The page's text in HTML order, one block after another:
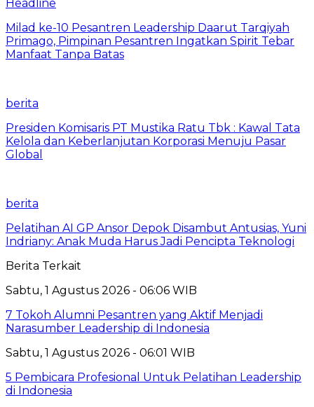
Headline
Milad ke-10 Pesantren Leadership Daarut Tarqiyah
Primago, Pimpinan Pesantren Ingatkan Spirit Tebar
Manfaat Tanpa Batas
berita
Presiden Komisaris PT Mustika Ratu Tbk : Kawal Tata
Kelola dan Keberlanjutan Korporasi Menuju Pasar
Global
berita
Pelatihan AI GP Ansor Depok Disambut Antusias, Yuni
Indriany: Anak Muda Harus Jadi Pencipta Teknologi
Berita Terkait
Sabtu, 1 Agustus 2026 - 06:06 WIB
7 Tokoh Alumni Pesantren yang Aktif Menjadi
Narasumber Leadership di Indonesia
Sabtu, 1 Agustus 2026 - 06:01 WIB
5 Pembicara Profesional Untuk Pelatihan Leadership
di Indonesia